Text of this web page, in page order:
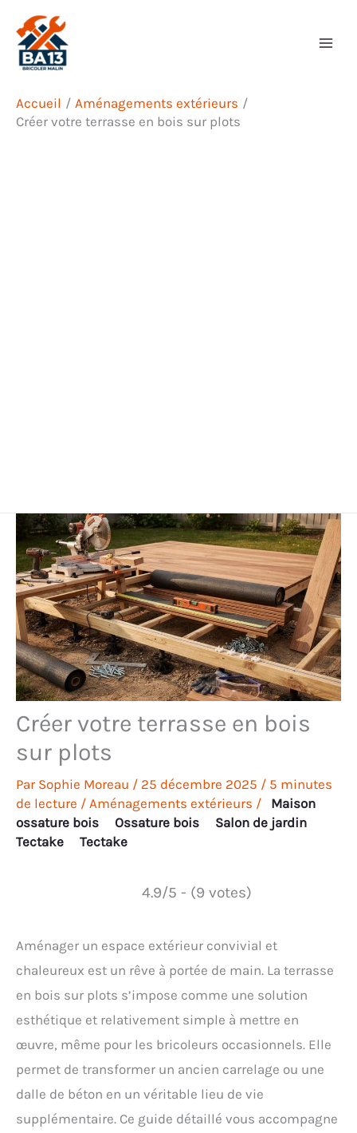
contenu
Accueil
Aménagements extérieurs
Créer votre terrasse en bois sur plots
Créer votre terrasse en bois
sur plots
Par Sophie Moreau / 25 décembre 2025 / 5 minutes
de lecture / Aménagements extérieurs /
Maison
ossature bois
Ossature bois
Salon de jardin
Tectake
Tectake
4.9/5 - (9 votes)
Aménager un espace extérieur convivial et
chaleureux est un rêve à portée de main. La terrasse
en bois sur plots s’impose comme une solution
esthétique et relativement simple à mettre en
œuvre, même pour les bricoleurs occasionnels. Elle
permet de transformer un ancien carrelage ou une
dalle de béton en un véritable lieu de vie
supplémentaire. Ce guide détaillé vous accompagne
Rechercher